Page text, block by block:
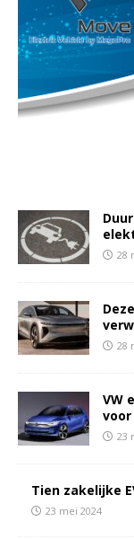
28
28
VW
voor
23
Tien zakelijke
23 mei 2024